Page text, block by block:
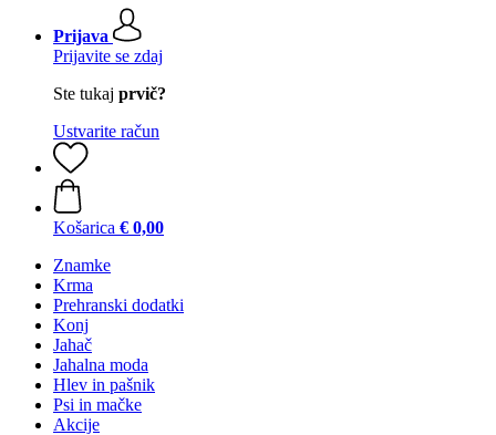
Prijava
Prijavite se zdaj
Ste tukaj prvič?
Ustvarite račun
Košarica € 0,00
Znamke
Krma
Prehranski dodatki
Konj
Jahač
Jahalna moda
Hlev in pašnik
Psi in mačke
Akcije